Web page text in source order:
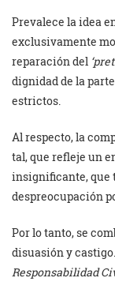
Prevalece la idea
exclusivamente
reparación del
dignidad de la
estrictos.
Al respecto, la
tal, que refleje un
insignificante, que
despreocupación
Por lo tanto, se
disuasión y
Responsabilidad